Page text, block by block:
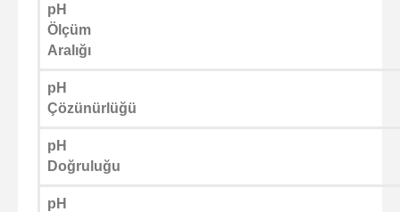
pH
Ölçüm
Aralığı
pH
Çözünürlüğü
pH
Doğruluğu
pH